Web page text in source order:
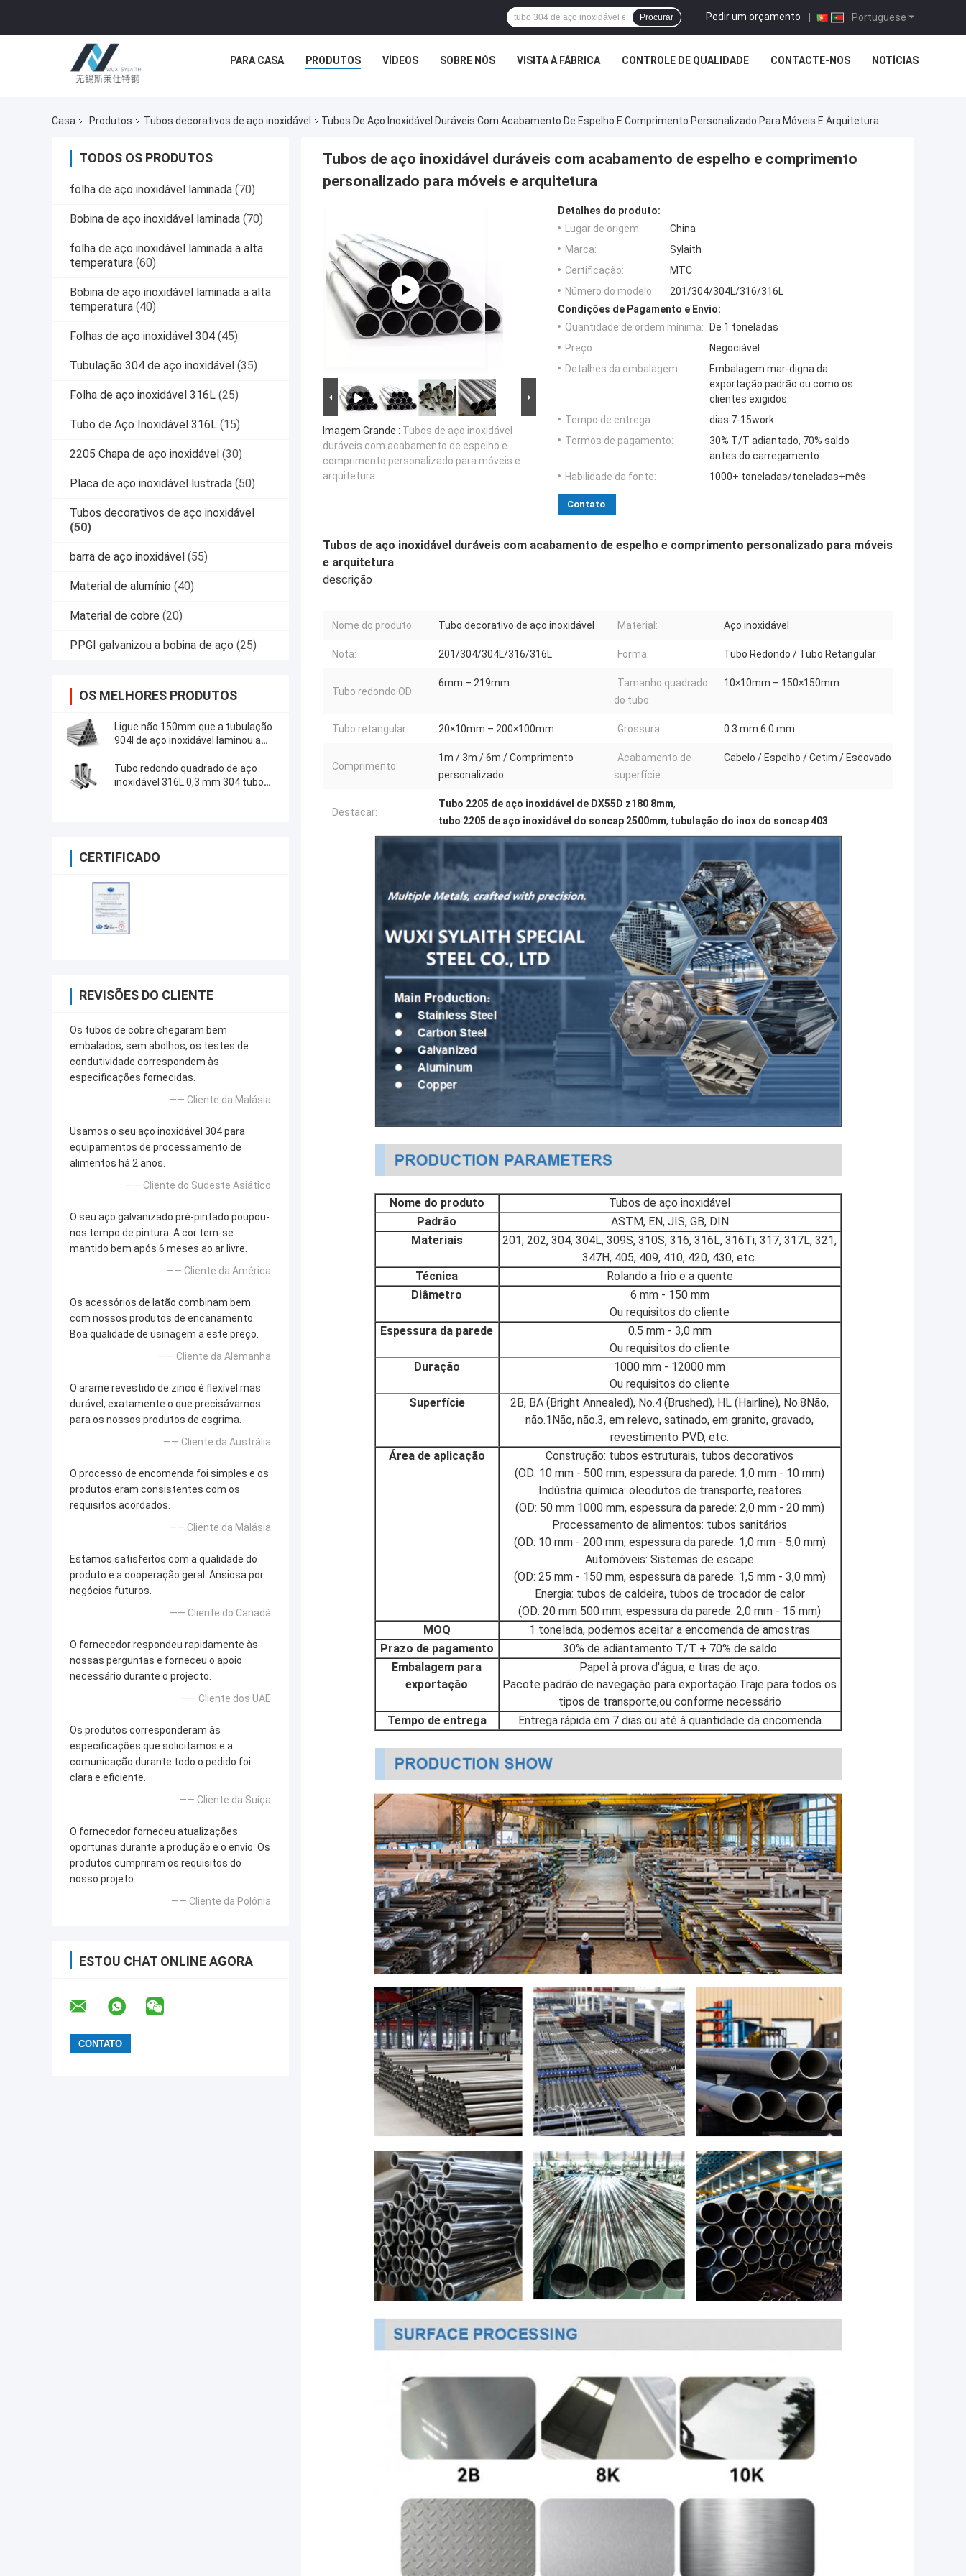
Portuguese
Pedir um orçamento |
Procurar
PARA CASA PRODUTOS VÍDEOS SOBRE NÓS VISITA À FÁBRICA CONTROLE DE QUALIDADE CONTACTE-NOS NOTÍCIAS
Casa Produtos Tubos decorativos de aço inoxidável Tubos De Aço Inoxidável Duráveis Com Acabamento De Espelho E Comprimento Personalizado Para Móveis E Arquitetura
TODOS OS PRODUTOS
folha de aço inoxidável laminada (70)
Bobina de aço inoxidável laminada (70)
folha de aço inoxidável laminada a alta
temperatura (60)
Bobina de aço inoxidável laminada a alta
temperatura (40)
Folhas de aço inoxidável 304 (45)
Tubulação 304 de aço inoxidável (35)
Folha de aço inoxidável 316L (25)
Tubo de Aço Inoxidável 316L (15)
2205 Chapa de aço inoxidável (30)
Placa de aço inoxidável lustrada (50)
Tubos decorativos de aço inoxidável
(50)
barra de aço inoxidável (55)
Material de alumínio (40)
Material de cobre (20)
PPGI galvanizou a bobina de aço (25)
OS MELHORES PRODUTOS
Ligue não 150mm que a tubulação
904l de aço inoxidável laminou a
alimentar
Tubo redondo quadrado de aço
inoxidável 316L 0,3 mm 304 tubo
CERTIFICADO
REVISÕES DO CLIENTE
Os tubos de cobre chegaram bem
embalados, sem abolhos, os testes de
condutividade correspondem às
especificações fornecidas.
—— Cliente da Malásia
Usamos o seu aço inoxidável 304 para
equipamentos de processamento de
alimentos há 2 anos.
—— Cliente do Sudeste Asiático
O seu aço galvanizado pré-pintado poupou-
nos tempo de pintura. A cor tem-se
mantido bem após 6 meses ao ar livre.
—— Cliente da América
Os acessórios de latão combinam bem
com nossos produtos de encanamento.
Boa qualidade de usinagem a este preço.
—— Cliente da Alemanha
O arame revestido de zinco é flexível mas
durável, exatamente o que precisávamos
para os nossos produtos de esgrima.
—— Cliente da Austrália
O processo de encomenda foi simples e os
produtos eram consistentes com os
requisitos acordados.
—— Cliente da Malásia
Estamos satisfeitos com a qualidade do
produto e a cooperação geral. Ansiosa por
negócios futuros.
—— Cliente do Canadá
O fornecedor respondeu rapidamente às
nossas perguntas e forneceu o apoio
necessário durante o projecto.
—— Cliente dos UAE
Os produtos corresponderam às
especificações que solicitamos e a
comunicação durante todo o pedido foi
clara e eficiente.
—— Cliente da Suíça
O fornecedor forneceu atualizações
oportunas durante a produção e o envio. Os
produtos cumpriram os requisitos do
nosso projeto.
—— Cliente da Polónia
ESTOU CHAT ONLINE AGORA
Tubos de aço inoxidável duráveis com acabamento de espelho e comprimento
personalizado para móveis e arquitetura
Imagem Grande : Tubos de aço inoxidável
duráveis com acabamento de espelho e
comprimento personalizado para móveis e
arquitetura
Detalhes do produto:
Lugar de origem:
China
Marca:
Sylaith
Certificação:
MTC
Número do modelo:
201/304/304L/316/316L
Condições de Pagamento e Envio:
Quantidade de ordem mínima:
De 1 toneladas
Preço:
Negociável
Detalhes da embalagem:
Embalagem mar-digna da
exportação padrão ou como os
clientes exigidos.
Tempo de entrega:
dias 7-15work
Termos de pagamento:
30% T/T adiantado, 70% saldo
antes do carregamento
Habilidade da fonte:
1000+ toneladas/toneladas+mês
Contato
Tubos de aço inoxidável duráveis com acabamento de espelho e comprimento personalizado para móveis
e arquitetura
descrição
Nome do produto: Tubo decorativo de aço inoxidável Material: Aço inoxidável
Nota: 201/304/304L/316/316L Forma: Tubo Redondo / Tubo Retangular
Tubo redondo OD:
6mm – 219mm
Tamanho quadrado
do tubo:
10×10mm – 150×150mm
Tubo retangular: 20×10mm – 200×100mm Grossura: 0.3 mm 6.0 mm
Comprimento:
1m / 3m / 6m / Comprimento
personalizado
Acabamento de
superfície:
Cabelo / Espelho / Cetim / Escovado
Destacar:
Tubo 2205 de aço inoxidável de DX55D z180 8mm,
tubo 2205 de aço inoxidável do soncap 2500mm, tubulação do inox do soncap 403
Nome do produto
Tubos de aço inoxidável
Padrão
ASTM, EN, JIS, GB, DIN
Materiais
201, 202, 304, 304L, 309S, 310S, 316, 316L, 316Ti, 317, 317L, 321,
347H, 405, 409, 410, 420, 430, etc.
Técnica
Rolando a frio e a quente
Diâmetro
6 mm - 150 mm
Ou requisitos do cliente
Espessura da parede
0.5 mm - 3,0 mm
Ou requisitos do cliente
Duração
1000 mm - 12000 mm
Ou requisitos do cliente
Superfície
2B, BA (Bright Annealed), No.4 (Brushed), HL (Hairline), No.8Não,
não.1Não, não.3, em relevo, satinado, em granito, gravado,
revestimento PVD, etc.
Área de aplicação
Construção: tubos estruturais, tubos decorativos
(OD: 10 mm - 500 mm, espessura da parede: 1,0 mm - 10 mm)
Indústria química: oleodutos de transporte, reatores
(OD: 50 mm 1000 mm, espessura da parede: 2,0 mm - 20 mm)
Processamento de alimentos: tubos sanitários
(OD: 10 mm - 200 mm, espessura da parede: 1,0 mm - 5,0 mm)
Automóveis: Sistemas de escape
(OD: 25 mm - 150 mm, espessura da parede: 1,5 mm - 3,0 mm)
Energia: tubos de caldeira, tubos de trocador de calor
(OD: 20 mm 500 mm, espessura da parede: 2,0 mm - 15 mm)
MOQ
1 tonelada, podemos aceitar a encomenda de amostras
Prazo de pagamento
30% de adiantamento T/T + 70% de saldo
Embalagem para
exportação
Papel à prova d'água, e tiras de aço.
Pacote padrão de navegação para exportação.Traje para todos os
tipos de transporte,ou conforme necessário
Tempo de entrega
Entrega rápida em 7 dias ou até à quantidade da encomenda